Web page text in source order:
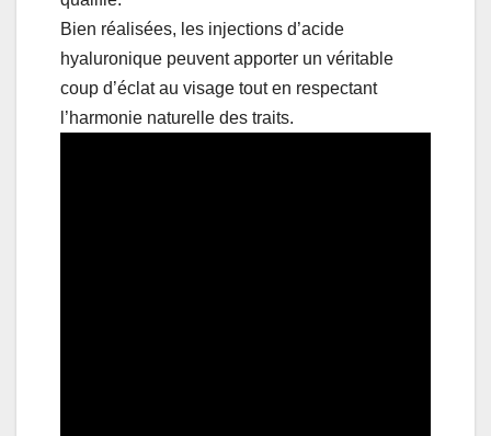
Bien réalisées, les injections d’acide
hyaluronique peuvent apporter un véritable
coup d’éclat au visage tout en respectant
l’harmonie naturelle des traits.